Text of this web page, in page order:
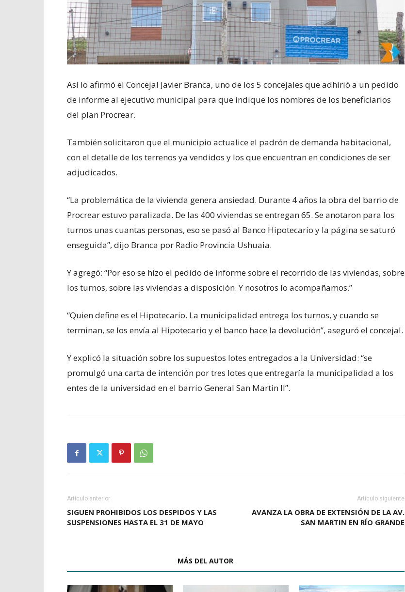
Así lo afirmó el Concejal Javier Branca, uno de los 5 concejales que adhirió a un pedido
de informe al ejecutivo municipal para que indique los nombres de los beneficiarios
del plan Procrear.
También solicitaron que el municipio actualice el padrón de demanda habitacional,
con el detalle de los terrenos ya vendidos y los que encuentran en condiciones de ser
adjudicados.
“La problemática de la vivienda genera ansiedad. Durante 4 años la obra del barrio de
Procrear estuvo paralizada. De las 400 viviendas se entregan 65. Se anotaron para los
turnos unas cuantas personas, eso se pasó al Banco Hipotecario y la página se saturó
enseguida”, dijo Branca por Radio Provincia Ushuaia.
Y agregó: “Por eso se hizo el pedido de informe sobre el recorrido de las viviendas, sobre
los turnos, sobre las viviendas a disposición. Y nosotros lo acompañamos.”
“Quien define es el Hipotecario. La municipalidad entrega los turnos, y cuando se
terminan, se los envía al Hipotecario y el banco hace la devolución”, aseguró el concejal.
Y explicó la situación sobre los supuestos lotes entregados a la Universidad: “se
promulgó una carta de intención por tres lotes que entregaría la municipalidad a los
entes de la universidad en el barrio General San Martin II”.
Artículo anterior
SIGUEN PROHIBIDOS LOS DESPIDOS Y LAS
SUSPENSIONES HASTA EL 31 DE MAYO
Artículo siguiente
AVANZA LA OBRA DE EXTENSIÓN DE LA AV.
SAN MARTIN EN RÍO GRANDE
MÁS DEL AUTOR